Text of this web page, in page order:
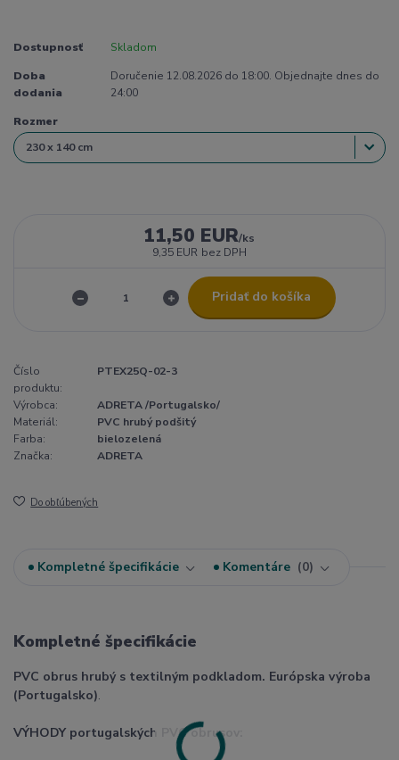
Dostupnosť Skladom
Doba
dodania
Doručenie 12.08.2026 do 18:00. Objednajte dnes do
24:00
Rozmer
11,50 EUR/ks
9,35 EUR bez DPH
Pridať do košíka
Číslo
produktu:
PTEX25Q-02-3
Výrobca:
ADRETA /Portugalsko/
Materiál:
PVC hrubý podšitý
Farba:
bielozelená
Značka:
ADRETA
Do obľúbených
Kompletné špecifikácie Komentáre 0
Kompletné špecifikácie
PVC obrus hrubý s textilným podkladom. Európska výroba
(Portugalsko).
VÝHODY portugalských PVC obrusov: